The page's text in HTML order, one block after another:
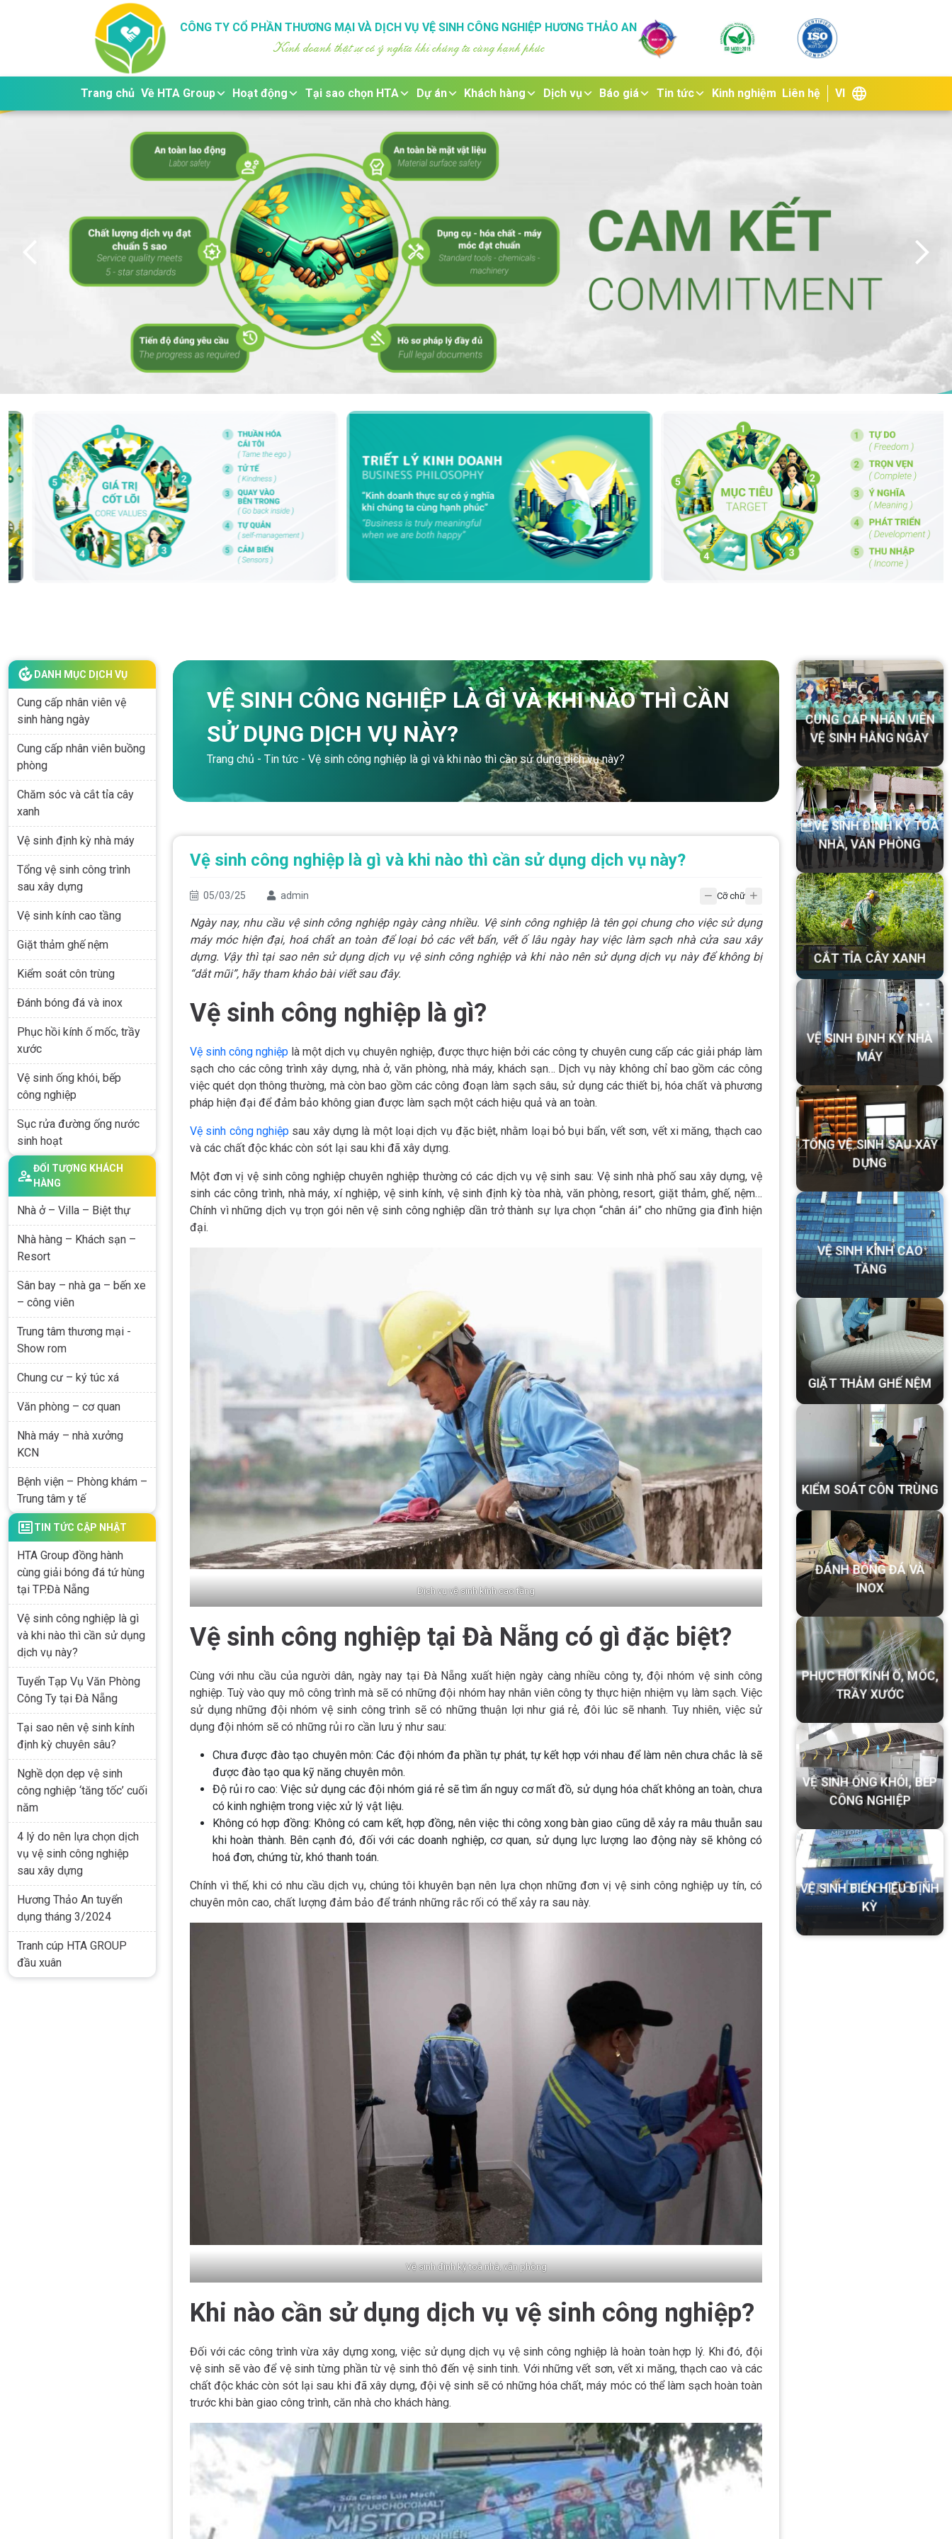
CÔNG TY CỔ PHẦN THƯƠNG MẠI VÀ DỊCH VỤ VỆ SINH CÔNG NGHIỆP HƯƠNG THẢO AN
Kinh doanh thật sự có ý nghĩa khi chúng ta cùng hạnh phúc
Trang chủ Về HTA Group Hoạt động Tại sao chọn HTA Dự án Khách hàng Dịch vụ Báo giá Tin tức Kinh nghiệm Liên hệ VI
DANH MỤC DỊCH VỤ
Cung cấp nhân viên vệ
sinh hàng ngày
Cung cấp nhân viên buồng
phòng
Chăm sóc và cắt tỉa cây
xanh
Vệ sinh định kỳ nhà máy
Tổng vệ sinh công trình
sau xây dựng
Vệ sinh kính cao tầng
Giặt thảm ghế nệm
Kiểm soát côn trùng
Đánh bóng đá và inox
Phục hồi kính ố mốc, trầy
xước
Vệ sinh ống khói, bếp
công nghiệp
Sục rửa đường ống nước
sinh hoạt
ĐỐI TƯỢNG KHÁCH
HÀNG
Nhà ở – Villa – Biệt thự
Nhà hàng – Khách sạn –
Resort
Sân bay – nhà ga – bến xe
– công viên
Trung tâm thương mại -
Show rom
Chung cư – ký túc xá
Văn phòng – cơ quan
Nhà máy – nhà xưởng
KCN
Bệnh viện – Phòng khám –
Trung tâm y tế
TIN TỨC CẬP NHẬT
HTA Group đồng hành
cùng giải bóng đá tứ hùng
tại TP.Đà Nẵng
Vệ sinh công nghiệp là gì
và khi nào thì cần sử dụng
dịch vụ này?
Tuyển Tạp Vụ Văn Phòng
Công Ty tại Đà Nẵng
Tại sao nên vệ sinh kính
định kỳ chuyên sâu?
Nghề dọn dẹp vệ sinh
công nghiệp ‘tăng tốc’ cuối
năm
4 lý do nên lựa chọn dịch
vụ vệ sinh công nghiệp
sau xây dựng
Hương Thảo An tuyển
dụng tháng 3/2024
Tranh cúp HTA GROUP
đầu xuân
VỆ SINH CÔNG NGHIỆP LÀ GÌ VÀ KHI NÀO THÌ CẦN
SỬ DỤNG DỊCH VỤ NÀY?
Trang chủ - Tin tức - Vệ sinh công nghiệp là gì và khi nào thì cần sử dụng dịch vụ này?
Vệ sinh công nghiệp là gì và khi nào thì cần sử dụng dịch vụ này?
05/03/25 admin Cỡ chữ
Ngày nay, nhu cầu vệ sinh công nghiệp ngày càng nhiều. Vệ sinh công nghiệp là tên gọi chung cho việc sử dụng
máy móc hiện đại, hoá chất an toàn để loại bỏ các vết bẩn, vết ố lâu ngày hay việc làm sạch nhà cửa sau xây
dựng. Vậy thì tại sao nên sử dụng dịch vụ vệ sinh công nghiệp và khi nào nên sử dụng dịch vụ này để không bị
“dắt mũi”, hãy tham khảo bài viết sau đây.
Vệ sinh công nghiệp là gì?
Vệ sinh công nghiệp là một dịch vụ chuyên nghiệp, được thực hiện bởi các công ty chuyên cung cấp các giải pháp làm
sạch cho các công trình xây dựng, nhà ở, văn phòng, nhà máy, khách sạn… Dịch vụ này không chỉ bao gồm các công
việc quét dọn thông thường, mà còn bao gồm các công đoạn làm sạch sâu, sử dụng các thiết bị, hóa chất và phương
pháp hiện đại để đảm bảo không gian được làm sạch một cách hiệu quả và an toàn.
Vệ sinh công nghiệpsau xây dựng là một loại dịch vụ đặc biệt, nhằm loại bỏ bụi bẩn, vết sơn, vết xi măng, thạch cao
và các chất độc khác còn sót lại sau khi đã xây dựng.
Một đơn vị vệ sinh công nghiệp chuyên nghiệp thường có các dịch vụ vệ sinh sau: Vệ sinh nhà phố sau xây dựng, vệ
sinh các công trình, nhà máy, xí nghiệp, vệ sinh kính, vệ sinh định kỳ tòa nhà, văn phòng, resort, giặt thảm, ghế, nệm…
Chính vì những dịch vụ trọn gói nên vệ sinh công nghiệp dần trở thành sự lựa chọn “chân ái” cho những gia đình hiện
đại.
Dịch vụ vệ sinh kính cao tầng
Vệ sinh công nghiệp tại Đà Nẵng có gì đặc biệt?
Cùng với nhu cầu của người dân, ngày nay tại Đà Nẵng xuất hiện ngày càng nhiều công ty, đội nhóm vệ sinh công
nghiệp. Tuỳ vào quy mô công trình mà sẽ có những đội nhóm hay nhân viên công ty thực hiện nhiệm vụ làm sạch. Việc
sử dụng những đội nhóm vệ sinh công trình sẽ có những thuận lợi như giá rẻ, đôi lúc sẽ nhanh. Tuy nhiên, việc sử
dụng đội nhóm sẽ có những rủi ro cần lưu ý như sau:
Chưa được đào tạo chuyên môn: Các đội nhóm đa phần tự phát, tự kết hợp với nhau để làm nên chưa chắc là sẽ
được đào tạo qua kỹ năng chuyên môn.
Độ rủi ro cao: Việc sử dụng các đội nhóm giá rẻ sẽ tìm ẩn nguy cơ mất đồ, sử dụng hóa chất không an toàn, chưa
có kinh nghiệm trong việc xử lý vật liệu.
Không có hợp đồng: Không có cam kết, hợp đồng, nên việc thi công xong bàn giao cũng dễ xảy ra mâu thuẫn sau
khi hoàn thành. Bên cạnh đó, đối với các doanh nghiệp, cơ quan, sử dụng lực lượng lao động này sẽ không có
hoá đơn, chứng từ, khó thanh toán.
Chính vì thế, khi có nhu cầu dịch vụ, chúng tôi khuyên bạn nên lựa chọn những đơn vị vệ sinh công nghiệp uy tín, có
chuyên môn cao, chất lượng đảm bảo để tránh những rắc rối có thể xảy ra sau này.
Vệ sinh định kỳ toà nhà, văn phòng
Khi nào cần sử dụng dịch vụ vệ sinh công nghiệp?
Đối với các công trình vừa xây dựng xong, việc sử dụng dịch vụ vệ sinh công nghiệp là hoàn toàn hợp lý. Khi đó, đội
vệ sinh sẽ vào để vệ sinh từng phần từ vệ sinh thô đến vệ sinh tinh. Với những vết sơn, vết xi măng, thạch cao và các
chất độc khác còn sót lại sau khi đã xây dựng, đội vệ sinh sẽ có những hóa chất, máy móc có thể làm sạch hoàn toàn
trước khi bàn giao công trình, căn nhà cho khách hàng.
CUNG CẤP NHÂN VIÊN
VỆ SINH HẰNG NGÀY
VỆ SINH ĐỊNH KỲ TOÀ
NHÀ, VĂN PHÒNG
CẮT TỈA CÂY XANH
VỆ SINH ĐỊNH KỲ NHÀ
TỔNG VỆ SINH SAU XÂY
DỰNG
VỆ SINH KÍNH CAO
GIẶT THẢM GHẾ NỆM
KIỂM SOÁT CÔN TRÙNG
ĐÁNH BÓNG ĐÁ VÀ
PHỤC HỒI KÍNH Ố, MỐC,
VỆ SINH ỐNG KHÓI, BẾP
CÔNG NGHIỆP
VỆ SINH BIỂN HIỆU ĐỊNH